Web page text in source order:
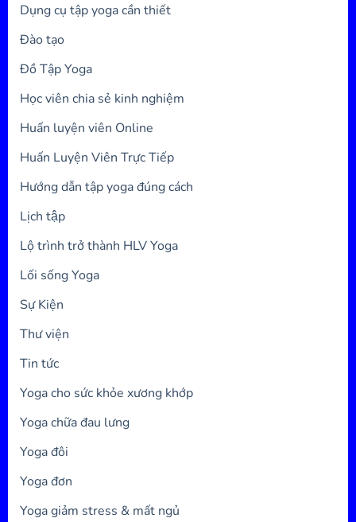
Dụng cụ tập yoga cần thiết
Đào tạo
Đồ Tập Yoga
Học viên chia sẻ kinh nghiệm
Huấn luyện viên Online
Huấn Luyện Viên Trực Tiếp
Hướng dẫn tập yoga đúng cách
Lịch tập
Lộ trình trở thành HLV Yoga
Lối sống Yoga
Sự Kiện
Thư viện
Tin tức
Yoga cho sức khỏe xương khớp
Yoga chữa đau lưng
Yoga đôi
Yoga đơn
Yoga giảm stress & mất ngủ